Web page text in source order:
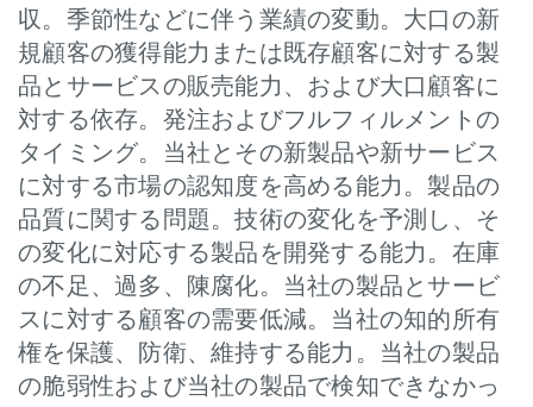
収。季節性などに伴う業績の変動。大口の新
規顧客の獲得能力または既存顧客に対する製
品とサービスの販売能力、および大口顧客に
対する依存。発注およびフルフィルメントの
タイミング。当社とその新製品や新サービス
に対する市場の認知度を高める能力。製品の
品質に関する問題。技術の変化を予測し、そ
の変化に対応する製品を開発する能力。在庫
の不足、過多、陳腐化。当社の製品とサービ
スに対する顧客の需要低減。当社の知的所有
権を保護、防衛、維持する能力。当社の製品
の脆弱性および当社の製品で検知できなかっ